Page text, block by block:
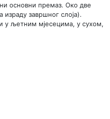
основни премаз. Око две
завршног слоја).
у љетним мјесецима, у сухом,